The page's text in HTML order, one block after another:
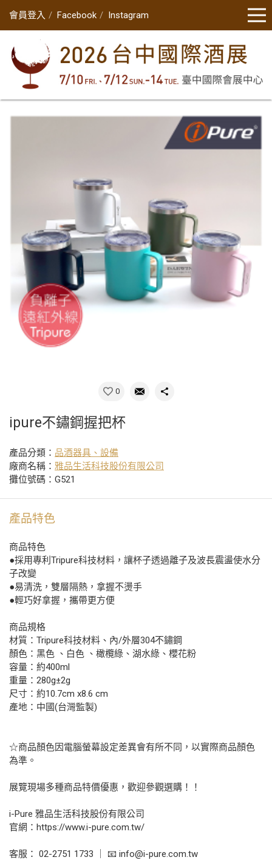
會員登入 Facebook Instagram
0
ipure不鏽鋼握把杯
產品分類： 品酒器具、設備
廠商名稱： 雅品生活科技股份有限公司
攤位號碼：G521
產品特色
商品特色
●採用專利Tripure科技材料，讓杯子透過離子及波長震盪使水分
子改變
●易清洗，雙層隔熱，拿握不燙手
●輕巧好拿握，攜帶更方便
商品規格
材質：Tripure科技材料、內/外層304不鏽鋼
顏色：黑色 、白色 、橄欖綠、湖水綠、櫻花粉
容量：約400ml
重量：280g±2g
尺寸：約10.7cm x8.6 cm
產地：中國(台灣監製)
☆商品顏色因電腦螢幕設定差異會有所不同，以實際商品顏色
為準。
展覽現場多種商品特價優惠，歡迎參觀選購！！
i-Pure 雅品生活科技股份有限公司
官網：https://www.i-pure.com.tw/
客服： 02-2751 1733 ｜ 📧 info@i-pure.com.tw